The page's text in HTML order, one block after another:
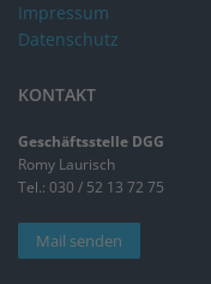
Impressum
Datenschutz
KONTAKT
Geschäftsstelle DGG
Romy Laurisch
Tel.: 030 / 52 13 72 75
Mail senden